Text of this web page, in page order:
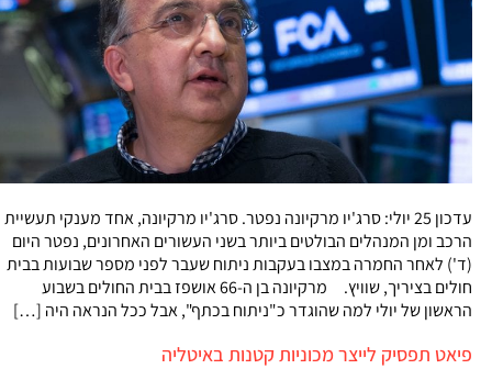
עדכון 25 יולי: סרג'יו מרקיונה נפטר. סרג'יו מרקיונה, אחד מענקי תעשיית
הרכב ומן המנהלים הבולטים ביותר בשני העשורים האחרונים, נפטר היום
(ד') לאחר החמרה במצבו בעקבות ניתוח שעבר לפני מספר שבועות בבית
חולים בציריך, שוויץ. מרקיונה בן ה-66 אושפז בבית החולים בשבוע
הראשון של יולי למה שהוגדר כ"ניתוח בכתף", אבל ככל הנראה היה […]
פיאט תפסיק לייצר מכוניות קטנות באיטליה